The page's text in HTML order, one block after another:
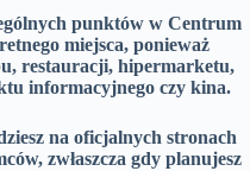
punktów w Centrum
miejsca, ponieważ
restauracji, hipermarketu,
informacyjnego czy kina.
na oficjalnych stronach
zwłaszcza gdy planujesz